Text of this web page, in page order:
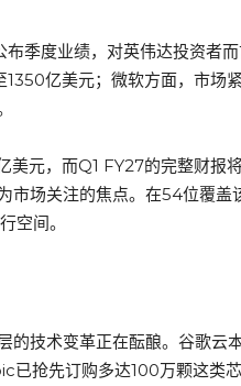
季度业绩，对英伟达投资者
亿美元；微软方面，市场
美元，而Q1 FY27的完整财
市场关注的焦点。在54位覆
空间。
的技术变革正在酝酿。谷歌
抢先订购多达100万颗这类芯